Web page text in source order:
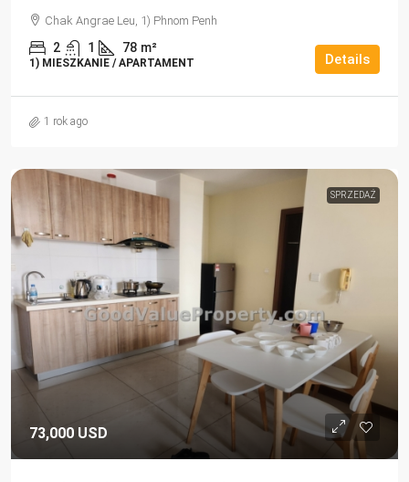
Chak Angrae Leu, 1) Phnom Penh
2 1 78 m²
1) MIESZKANIE / APARTAMENT Details
1 rok ago
SPRZEDAŻ
73,000 USD